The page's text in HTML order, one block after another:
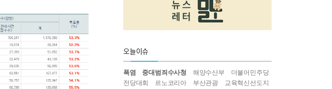
오늘이슈
폭염 중대범죄수사청 해양수산부
더불어민주당
전당대회
르노코리아 부산관광
교육혁신선도지